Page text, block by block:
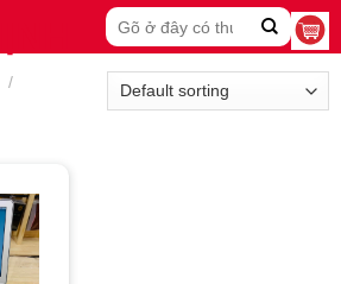
Search
for:
/